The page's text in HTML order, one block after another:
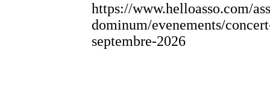
https://www.helloasso.com/
dominum/evenements/
septembre-2026